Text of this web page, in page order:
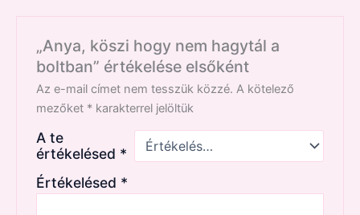
„Anya, köszi hogy nem hagytál a
boltban” értékelése elsőként
Az e-mail címet nem tesszük közzé. A kötelező
mezőket * karakterrel jelöltük
A te
értékelésed *
Értékelésed *